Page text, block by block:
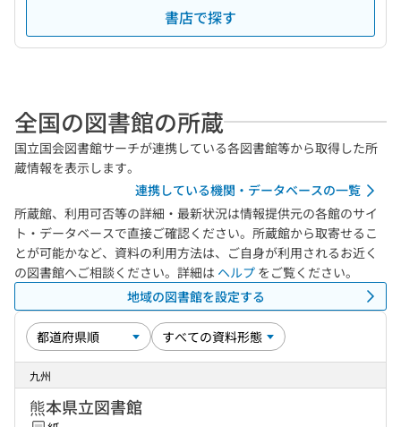
書店で探す
全国の図書館の所蔵
国立国会図書館サーチが連携している各図書館等から取得した所
蔵情報を表示します。
連携している機関・データベースの一覧
所蔵館、利用可否等の詳細・最新状況は情報提供元の各館のサイ
ト・データベースで直接ご確認ください。所蔵館から取寄せるこ
とが可能かなど、資料の利用方法は、ご自身が利用されるお近く
の図書館へご相談ください。詳細は ヘルプ をご覧ください。
地域の図書館を設定する
九州
熊本県立図書館